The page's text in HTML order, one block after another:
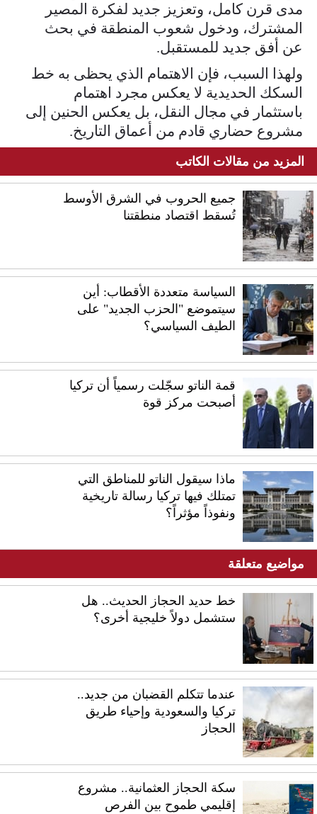
مدى قرن كامل، وتعزيز جديد لفكرة المصير
المشترك، ودخول شعوب المنطقة في بحث
عن أفق جديد للمستقبل.
ولهذا السبب، فإن الاهتمام الذي يحظى به خط
السكك الحديدية لا يعكس مجرد اهتمام
باستثمار في مجال النقل، بل يعكس الحنين إلى
مشروع حضاري قادم من أعماق التاريخ.
المزيد من مقالات الكاتب
جميع الحروب في الشرق الأوسط
تُسقط اقتصاد منطقتنا
السياسة متعددة الأقطاب: أين
سيتموضع "الحزب الجديد" على
الطيف السياسي؟
قمة الناتو سجّلت رسمياً أن تركيا
أصبحت مركز قوة
ماذا سيقول الناتو للمناطق التي
تمتلك فيها تركيا رسالة تاريخية
ونفوذاً مؤثراً؟
مواضيع متعلقة
خط حديد الحجاز الحديث.. هل
ستشمل دولاً خليجية أخرى؟
عندما تتكلم القضبان من جديد..
تركيا والسعودية وإحياء طريق
الحجاز
سكة الحجاز العثمانية.. مشروع
إقليمي طموح بين الفرص